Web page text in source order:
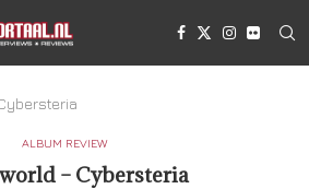
ALBUM REVIEW
– Cybersteria